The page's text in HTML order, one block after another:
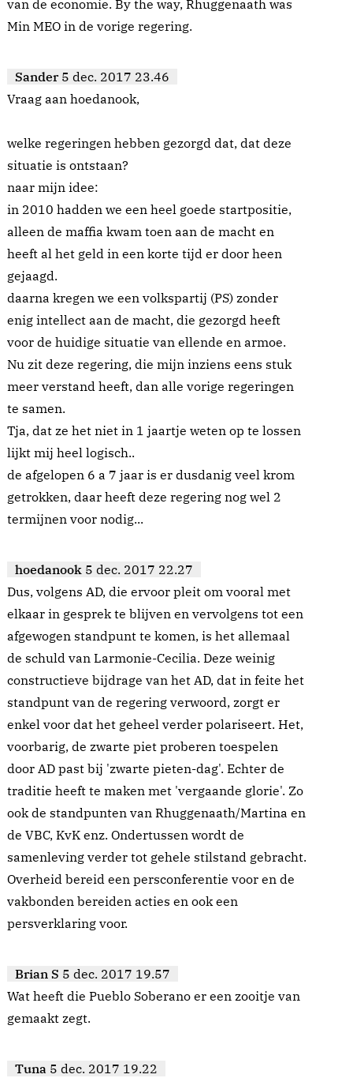
van de economie. By the way, Rhuggenaath was
Min MEO in de vorige regering.
Sander 5 dec. 2017 23.46
Vraag aan hoedanook,
welke regeringen hebben gezorgd dat, dat deze
situatie is ontstaan?
naar mijn idee:
in 2010 hadden we een heel goede startpositie,
alleen de maffia kwam toen aan de macht en
heeft al het geld in een korte tijd er door heen
gejaagd.
daarna kregen we een volkspartij (PS) zonder
enig intellect aan de macht, die gezorgd heeft
voor de huidige situatie van ellende en armoe.
Nu zit deze regering, die mijn inziens eens stuk
meer verstand heeft, dan alle vorige regeringen
te samen.
Tja, dat ze het niet in 1 jaartje weten op te lossen
lijkt mij heel logisch..
de afgelopen 6 a 7 jaar is er dusdanig veel krom
getrokken, daar heeft deze regering nog wel 2
termijnen voor nodig...
hoedanook 5 dec. 2017 22.27
Dus, volgens AD, die ervoor pleit om vooral met
elkaar in gesprek te blijven en vervolgens tot een
afgewogen standpunt te komen, is het allemaal
de schuld van Larmonie-Cecilia. Deze weinig
constructieve bijdrage van het AD, dat in feite het
standpunt van de regering verwoord, zorgt er
enkel voor dat het geheel verder polariseert. Het,
voorbarig, de zwarte piet proberen toespelen
door AD past bij 'zwarte pieten-dag'. Echter de
traditie heeft te maken met 'vergaande glorie'. Zo
ook de standpunten van Rhuggenaath/Martina en
de VBC, KvK enz. Ondertussen wordt de
samenleving verder tot gehele stilstand gebracht.
Overheid bereid een persconferentie voor en de
vakbonden bereiden acties en ook een
persverklaring voor.
Brian S 5 dec. 2017 19.57
Wat heeft die Pueblo Soberano er een zooitje van
gemaakt zegt.
Tuna 5 dec. 2017 19.22